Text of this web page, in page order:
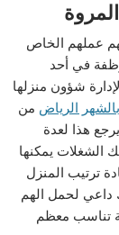
عملهم الخاص
في أحد
شؤون منزلها
الرياض من
هذا لعدة
الشغلات يمكنها
ترتيب المنزل
داعي لحمل الهم
تناسب معظم